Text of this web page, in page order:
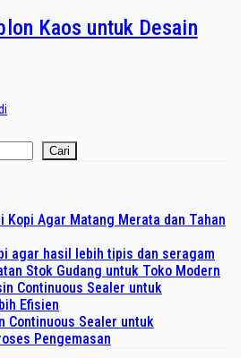
Kaos untuk Desain
Cari
Kopi Agar Matang Merata dan Tahan
agar hasil lebih tipis dan seragam
Stok Gudang untuk Toko Modern
Continuous Sealer untuk
Efisien
Continuous Sealer untuk
Pengemasan